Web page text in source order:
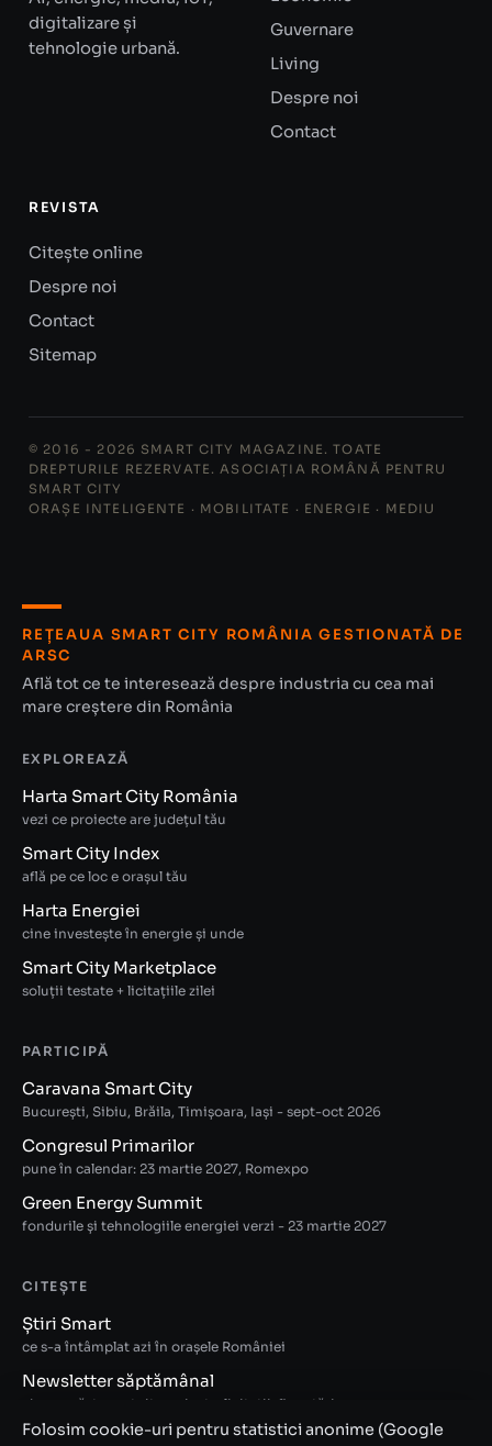
digitalizare și
tehnologie urbană.
Guvernare
Living
Despre noi
Contact
REVISTA
Citește online
Despre noi
Contact
Sitemap
© 2016 - 2026 SMART CITY MAGAZINE. TOATE
DREPTURILE REZERVATE. ASOCIAȚIA ROMÂNĂ PENTRU
SMART CITY
ORAȘE INTELIGENTE · MOBILITATE · ENERGIE · MEDIU
Folosim cookie-uri pentru statistici anonime (Google
REȚEAUA SMART CITY ROMÂNIA GESTIONATĂ DE
ARSC
Află tot ce te interesează despre industria cu cea mai
mare creștere din România
EXPLOREAZĂ
Harta Smart City România
vezi ce proiecte are județul tău
Smart City Index
află pe ce loc e orașul tău
Harta Energiei
cine investește în energie și unde
Smart City Marketplace
soluții testate + licitațiile zilei
PARTICIPĂ
Caravana Smart City
București, Sibiu, Brăila, Timișoara, Iași - sept-oct 2026
Congresul Primarilor
pune în calendar: 23 martie 2027, Romexpo
Green Energy Summit
fondurile și tehnologiile energiei verzi - 23 martie 2027
CITEȘTE
Știri Smart
ce s-a întâmplat azi în orașele României
Newsletter săptămânal
abonează-te gratuit: proiecte, licitații, finanțări